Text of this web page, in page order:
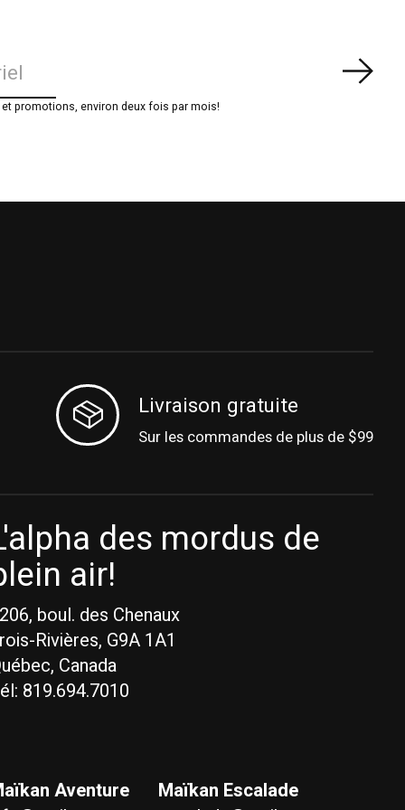
promotions, environ deux fois par mois!
Livraison gratuite
Sur les commandes de plus de $99
des mordus de
air!
boul. des Chenaux
Rivières, G9A 1A1
Canada
819.694.7010
Aventure
Maïkan Escalade